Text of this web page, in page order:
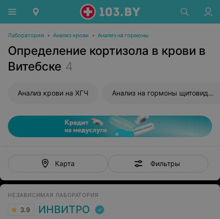
Лаборатории • Анализ крови • Анализ на гормоны
Определение кортизола в крови в
Витебске 4
Анализ крови на ХГЧ Анализ на гормоны щитовидной железы
Карта Фильтры
НЕЗАВИСИМАЯ ЛАБОРАТОРИЯ
3.9 ИНВИТРО